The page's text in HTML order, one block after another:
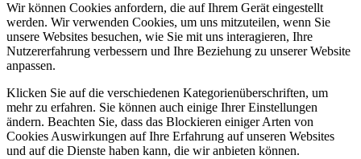
Wir können Cookies anfordern, die auf Ihrem Gerät eingestellt
werden. Wir verwenden Cookies, um uns mitzuteilen, wenn Sie
unsere Websites besuchen, wie Sie mit uns interagieren, Ihre
Nutzererfahrung verbessern und Ihre Beziehung zu unserer Website
anpassen.
Klicken Sie auf die verschiedenen Kategorienüberschriften, um
mehr zu erfahren. Sie können auch einige Ihrer Einstellungen
ändern. Beachten Sie, dass das Blockieren einiger Arten von
Cookies Auswirkungen auf Ihre Erfahrung auf unseren Websites
und auf die Dienste haben kann, die wir anbieten können.